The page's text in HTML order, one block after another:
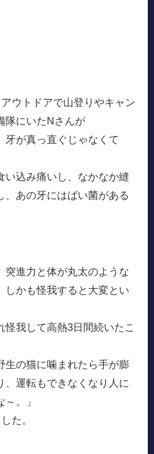
ウトドアで山登りやキャン
隊にいたNさんが
牙が真っ直ぐじゃなくて
い込み痛いし、なかなか縫
、あの牙にはばい菌がある
突進力と体が丸太のような
しかも怪我すると大変とい
怪我して高熱3日間続いたこ
生の猫に噛まれたら手が膨
、運転もできなくなり人に
。」
た。